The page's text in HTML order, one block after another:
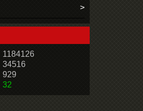
32
1184126
34516
929